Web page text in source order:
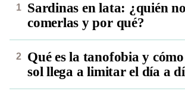
Sardinas en lata: ¿quién
comerlas y por qué?
Qué es la tanofobia y
sol llega a limitar el día a